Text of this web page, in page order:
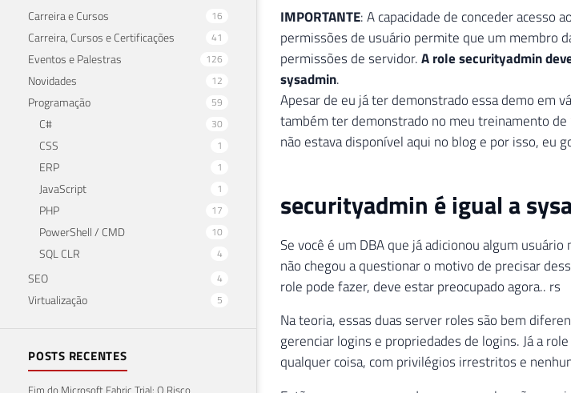
Carreira e Cursos 16
Carreira, Cursos e Certificações 41
Eventos e Palestras 126
Novidades 12
Programação 59
C# 30
CSS 1
ERP 1
JavaScript 1
PHP 17
PowerShell / CMD 10
SQL CLR 4
SEO 4
Virtualização 5
POSTS RECENTES
Fim do Microsoft Fabric Trial: O Risco
IMPORTANTE: A capacidade de conceder acesso
permissões de usuário permite que um membro
permissões de servidor.A role securityadmin
sysadmin.
Apesar de eu já ter demonstrado essa demo em
também ter demonstrado no meu treinamento de
não estava disponível aqui no blog e por isso, eu
securityadmin é igual a
Se você é um DBA que já adicionou algum
não chegou a questionar o motivo de precisar
role pode fazer, deve estar preocupado agora.. rs
Na teoria, essas duas server roles são bem
gerenciar logins e propriedades de logins. Já a
qualquer coisa, com privilégios irrestritos e